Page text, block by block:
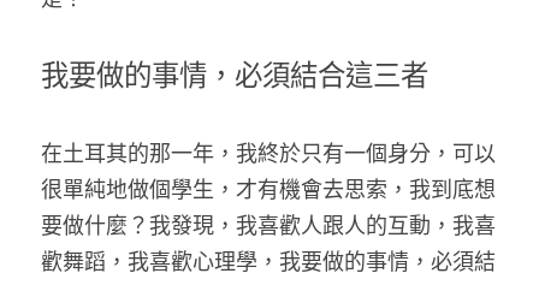
我要做的事情，必須結合這三者
在土耳其的那一年，我終於只有一個身分，可以
很單純地做個學生，才有機會去思索，我到底想
要做什麼？我發現，我喜歡人跟人的互動，我喜
歡舞蹈，我喜歡心理學，我要做的事情，必須結